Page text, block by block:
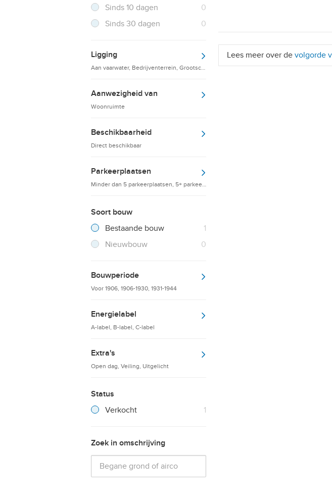
Sinds 10 dagen
0
Sinds 30 dagen
0
Ligging
Aan vaarwater, Bedrijventerrein, Grootschalige detailhandelsvestigingen
Aanwezigheid van
Woonruimte
Beschikbaarheid
Direct beschikbaar
Parkeerplaatsen
Minder dan 5 parkeerplaatsen, 5+ parkeerplaatsen, 10+ parkeerplaatsen
Soort bouw
Filter verwijderen
Bestaande bouw 1
Resultaten
Nieuwbouw
0
Resultaten
Bouwperiode
Voor 1906, 1906-1930, 1931-1944
Energielabel
A-label, B-label, C-label
Extra's
Open dag, Veiling, Uitgelicht
Status
Filter verwijderen
Verkocht 1
Resultaten
Zoek in omschrijving
Lees meer over de volgorde